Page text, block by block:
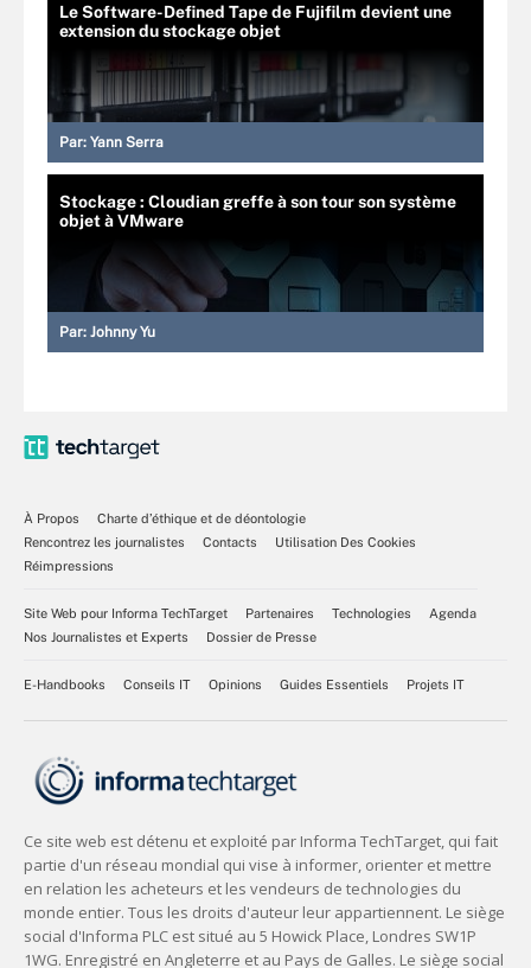
Le Software-Defined Tape de Fujifilm devient une
extension du stockage objet
Par: Yann Serra
Stockage : Cloudian greffe à son tour son système
objet à VMware
Par: Johnny Yu
À Propos
Charte d’éthique et de déontologie
Rencontrez les journalistes
Contacts
Utilisation Des Cookies
Réimpressions
Site Web pour Informa TechTarget Partenaires Technologies
Agenda
Nos Journalistes et Experts
Dossier de Presse
E-Handbooks Conseils IT Opinions Guides Essentiels Projets IT